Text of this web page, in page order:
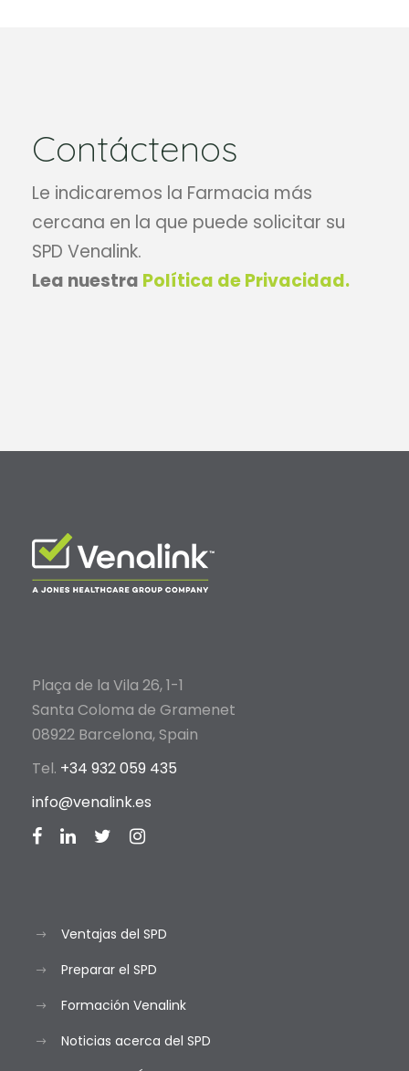
Contáctenos
Le indicaremos la Farmacia más
cercana en la que puede solicitar su
SPD Venalink.
Lea nuestra Política de Privacidad.
Plaça de la Vila 26, 1-1
Santa Coloma de Gramenet
08922 Barcelona, Spain
Tel. +34 932 059 435
info@venalink.es
Ventajas del SPD
Preparar el SPD
Formación Venalink
Noticias acerca del SPD